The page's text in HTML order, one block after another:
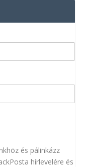
és pálinkázz
hírlevelére és